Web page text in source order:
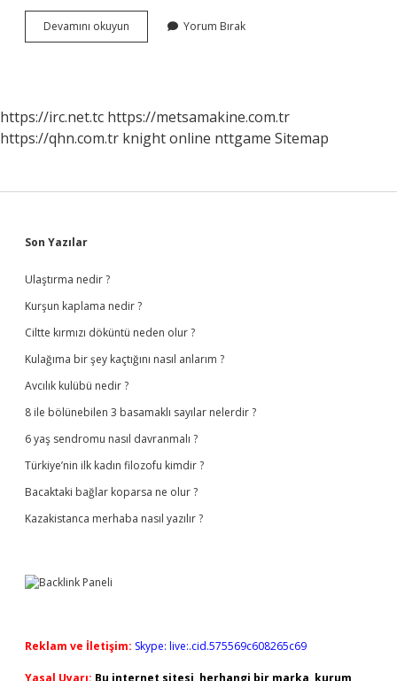
Devamını okuyun
Bitkisel
Yorum Bırak
https://irc.net.tc https://metsamakine.com.tr
https://qhn.com.tr knight online nttgame Sitemap
Sidebar
Son Yazılar
Ulaştırma nedir ?
Kurşun kaplama nedir ?
Ciltte kırmızı döküntü neden olur ?
Kulağıma bir şey kaçtığını nasıl anlarım ?
Avcılık kulübü nedir ?
8 ile bölünebilen 3 basamaklı sayılar nelerdir ?
6 yaş sendromu nasıl davranmalı ?
Türkiye’nin ilk kadın filozofu kimdir ?
Bacaktaki bağlar koparsa ne olur ?
Kazakistanca merhaba nasıl yazılır ?
Reklam ve İletişim: Skype: live:.cid.575569c608265c69
Yasal Uyarı: Bu internet sitesi, herhangi bir marka, kurum